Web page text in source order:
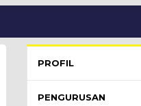
PROFIL
PENGURUSAN